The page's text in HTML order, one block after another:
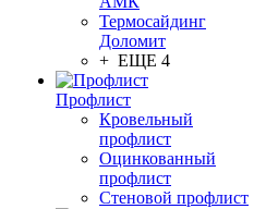
Термосайдинг
Доломит
+ ЕЩЕ 4
Профлист
Кровельный
профлист
Оцинкованный
профлист
Стеновой профлист